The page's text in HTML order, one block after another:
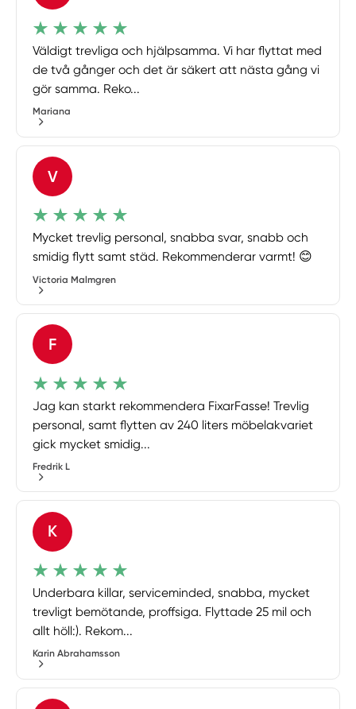
Väldigt trevliga och hjälpsamma. Vi har flyttat med
de två gånger och det är säkert att nästa gång vi
gör samma. Reko...
Mariana
V
Mycket trevlig personal, snabba svar, snabb och
smidig flytt samt städ. Rekommenderar varmt! 😊
Victoria Malmgren
F
Jag kan starkt rekommendera FixarFasse! Trevlig
personal, samt flytten av 240 liters möbelakvariet
gick mycket smidig...
Fredrik L
K
Underbara killar, serviceminded, snabba, mycket
trevligt bemötande, proffsiga. Flyttade 25 mil och
allt höll:). Rekom...
Karin Abrahamsson